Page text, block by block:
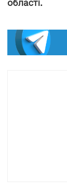
області.